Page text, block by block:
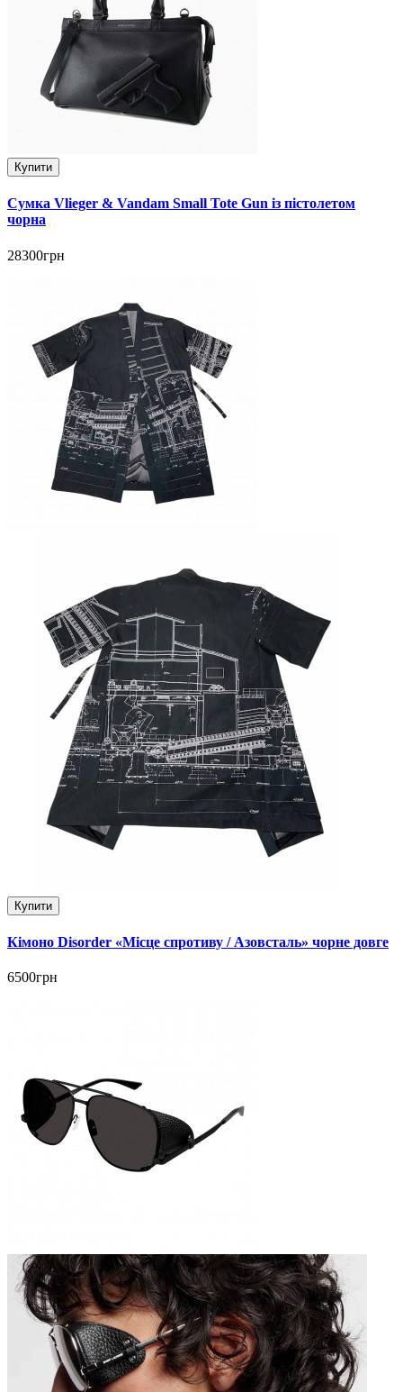
Купити
Сумка Vlieger & Vandam Small Tote Gun із пістолетом
чорна
28300грн
Купити
Кімоно Disorder «Місце спротиву / Азовсталь» чорне довге
6500грн